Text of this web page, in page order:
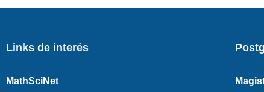
Links de interés
MathSciNet